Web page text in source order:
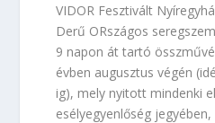
VIDOR Fesztivált
Derű ORszágos
9 napon át tartó
évben augusztus végén
ig), mely nyitott mindenki
esélyegyenlőség